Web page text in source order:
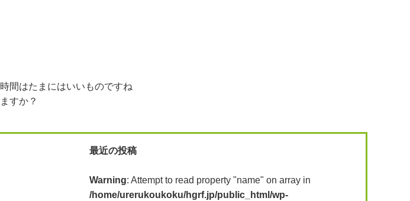
間はたまにはいいものですね
すか？
最近の投稿
Warning: Attempt to read property "name" on array in
/home/urerukoukoku/hgrf.jp/public_html/wp-